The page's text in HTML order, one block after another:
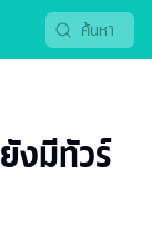
งมีทัวร์